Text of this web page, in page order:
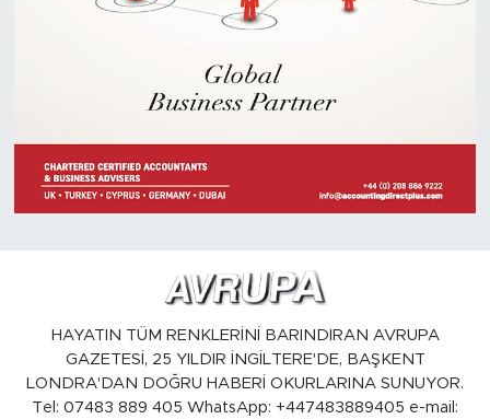
HAYATIN TÜM RENKLERİNİ BARINDIRAN AVRUPA
GAZETESİ, 25 YILDIR İNGİLTERE'DE, BAŞKENT
LONDRA'DAN DOĞRU HABERİ OKURLARINA SUNUYOR.
Tel: 07483 889 405 WhatsApp: +447483889405 e-mail: